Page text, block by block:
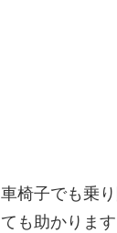
車椅子でも乗
ても助かりま